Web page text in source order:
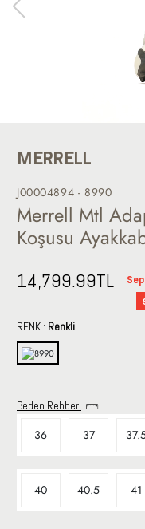
MERRELL
J00004894 - 8990
Merrell Mtl
Koşusu
14,799.99TL
RENK : Renkli
Beden Rehberi
36 37
40 40.5 41